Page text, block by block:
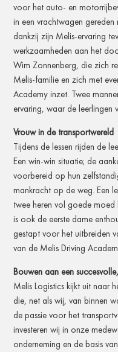
voor het auto- en
in een vrachtwagen
dankzij zijn Melis-ervaring
werkzaamheden aan het
Wim Zonnenberg, die zich
Melis-familie en zich met
Academy inzet. Twee
ervaring, waar de leerlingen
Vrouw in de transportwereld
Tijdens de lessen rijden de
Een win-win situatie; de
voorbereid op hun
mankracht op de weg. Een
twee heren vol goede
is ook de eerste dame
gestapt voor het uitbreiden
van de Melis Driving
Bouwen aan een
Melis Logistics kijkt uit naar
die, net als wij, van binnen
de passie voor het
investeren wij in onze
onderneming en de basis